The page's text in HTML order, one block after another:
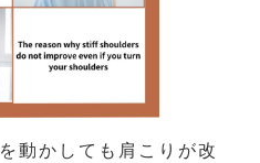
動かしても肩こりが改